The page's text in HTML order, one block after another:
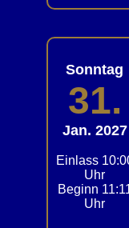
Sonntag
31.
Jan. 2027
Einlass
Uhr
Beginn
Uhr